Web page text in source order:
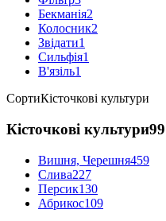
Бекманія2
Колосник2
Звідати1
Сильфія1
В'язіль1
СортиКісточкові культури
Кісточкові культури
Вишня, Черешня459
Слива227
Персик130
Абрикос109